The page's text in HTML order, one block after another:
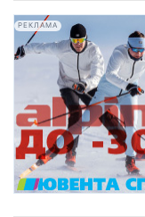
РЕКЛАМА